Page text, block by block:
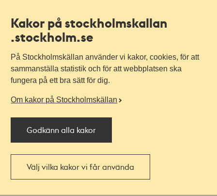
Kakor på stockholmskallan
.stockholm.se
På Stockholmskällan använder vi kakor, cookies, för att
sammanställa statistik och för att webbplatsen ska
fungera på ett bra sätt för dig.
Om kakor på Stockholmskällan
Godkänn alla kakor
Välj vilka kakor vi får använda